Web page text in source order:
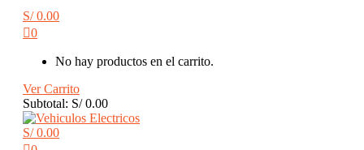
S/0.00
0
No hay productos en el carrito.
Ver Carrito
Subtotal: S/0.00
S/0.00